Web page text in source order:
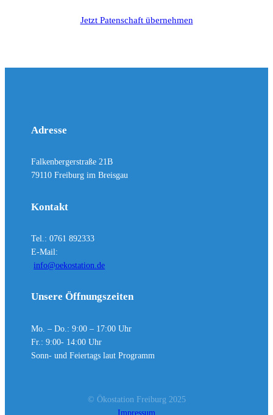
Jetzt Patenschaft übernehmen
Adresse
Falkenbergerstraße 21B
79110 Freiburg im Breisgau
Kontakt
Tel.: 0761 892333
E-Mail:
info@oekostation.de
Unsere Öffnungszeiten
Mo. – Do.: 9:00 – 17:00 Uhr
Fr.: 9:00- 14:00 Uhr
Sonn- und Feiertags laut Programm
© Ökostation Freiburg 2025
Impressum